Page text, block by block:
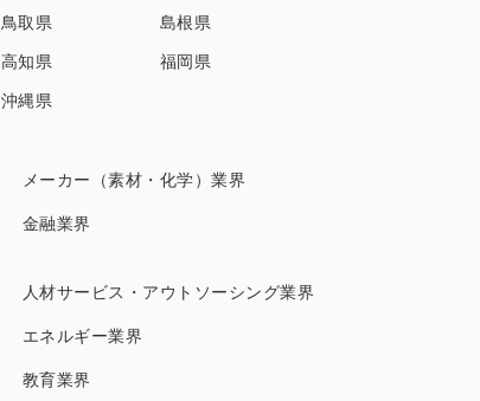
鳥取県 島根県
高知県 福岡県
沖縄県
メーカー（素材・化学）業界
金融業界
人材サービス・アウトソーシング業界
エネルギー業界
教育業界